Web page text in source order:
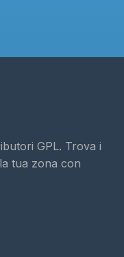
GPL. Trova i
tua zona con